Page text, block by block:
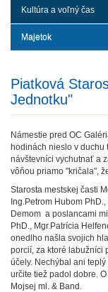
Kultúra a voľný čas
Majetok
Piatková
Jednotku"
Námestie pred OC
hodinách nieslo v duchu
návštevníci vychutnať a
vôňou priamo "kričala",
Starosta mestskej časti
Ing.Petrom Hubom
Demom a poslancami
PhD., Mgr.Patrícia
onedlho našla svojich
porcií, za ktoré labužníci
účely. Nechýbal ani
určite tiež padol dobre.
Mojsej ml. & Band.